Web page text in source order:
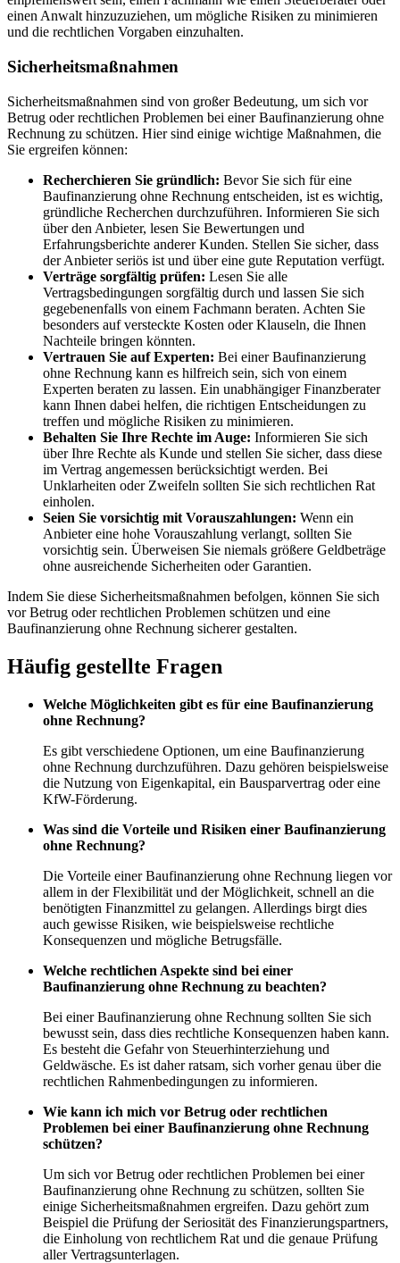
einen Anwalt hinzuzuziehen, um mögliche Risiken zu minimieren
und die rechtlichen Vorgaben einzuhalten.
Sicherheitsmaßnahmen
Sicherheitsmaßnahmen sind von großer Bedeutung, um sich vor
Betrug oder rechtlichen Problemen bei einer Baufinanzierung ohne
Rechnung zu schützen. Hier sind einige wichtige Maßnahmen, die
Sie ergreifen können:
Recherchieren Sie gründlich: Bevor Sie sich für eine
Baufinanzierung ohne Rechnung entscheiden, ist es wichtig,
gründliche Recherchen durchzuführen. Informieren Sie sich
über den Anbieter, lesen Sie Bewertungen und
Erfahrungsberichte anderer Kunden. Stellen Sie sicher, dass
der Anbieter seriös ist und über eine gute Reputation verfügt.
Verträge sorgfältig prüfen: Lesen Sie alle
Vertragsbedingungen sorgfältig durch und lassen Sie sich
gegebenenfalls von einem Fachmann beraten. Achten Sie
besonders auf versteckte Kosten oder Klauseln, die Ihnen
Nachteile bringen könnten.
Vertrauen Sie auf Experten: Bei einer Baufinanzierung
ohne Rechnung kann es hilfreich sein, sich von einem
Experten beraten zu lassen. Ein unabhängiger Finanzberater
kann Ihnen dabei helfen, die richtigen Entscheidungen zu
treffen und mögliche Risiken zu minimieren.
Behalten Sie Ihre Rechte im Auge: Informieren Sie sich
über Ihre Rechte als Kunde und stellen Sie sicher, dass diese
im Vertrag angemessen berücksichtigt werden. Bei
Unklarheiten oder Zweifeln sollten Sie sich rechtlichen Rat
einholen.
Seien Sie vorsichtig mit Vorauszahlungen: Wenn ein
Anbieter eine hohe Vorauszahlung verlangt, sollten Sie
vorsichtig sein. Überweisen Sie niemals größere Geldbeträge
ohne ausreichende Sicherheiten oder Garantien.
Indem Sie diese Sicherheitsmaßnahmen befolgen, können Sie sich
vor Betrug oder rechtlichen Problemen schützen und eine
Baufinanzierung ohne Rechnung sicherer gestalten.
Häufig gestellte Fragen
Welche Möglichkeiten gibt es für eine Baufinanzierung
ohne Rechnung?
Es gibt verschiedene Optionen, um eine Baufinanzierung
ohne Rechnung durchzuführen. Dazu gehören beispielsweise
die Nutzung von Eigenkapital, ein Bausparvertrag oder eine
KfW-Förderung.
Was sind die Vorteile und Risiken einer Baufinanzierung
ohne Rechnung?
Die Vorteile einer Baufinanzierung ohne Rechnung liegen vor
allem in der Flexibilität und der Möglichkeit, schnell an die
benötigten Finanzmittel zu gelangen. Allerdings birgt dies
auch gewisse Risiken, wie beispielsweise rechtliche
Konsequenzen und mögliche Betrugsfälle.
Welche rechtlichen Aspekte sind bei einer
Baufinanzierung ohne Rechnung zu beachten?
Bei einer Baufinanzierung ohne Rechnung sollten Sie sich
bewusst sein, dass dies rechtliche Konsequenzen haben kann.
Es besteht die Gefahr von Steuerhinterziehung und
Geldwäsche. Es ist daher ratsam, sich vorher genau über die
rechtlichen Rahmenbedingungen zu informieren.
Wie kann ich mich vor Betrug oder rechtlichen
Problemen bei einer Baufinanzierung ohne Rechnung
schützen?
Um sich vor Betrug oder rechtlichen Problemen bei einer
Baufinanzierung ohne Rechnung zu schützen, sollten Sie
einige Sicherheitsmaßnahmen ergreifen. Dazu gehört zum
Beispiel die Prüfung der Seriosität des Finanzierungspartners,
die Einholung von rechtlichem Rat und die genaue Prüfung
aller Vertragsunterlagen.